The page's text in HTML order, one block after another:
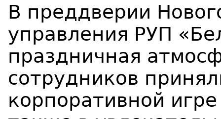
В преддверии
управления РУП
праздничная
сотрудников
корпоративной